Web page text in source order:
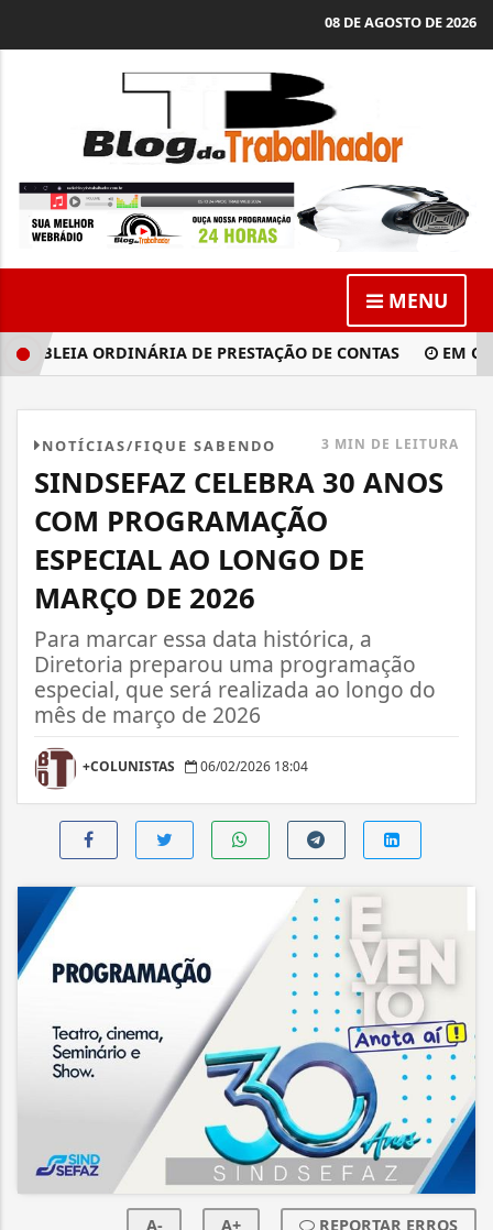
08 DE AGOSTO DE 2026
MENU
ORDINÁRIA DE PRESTAÇÃO DE CONTAS EM
NOTÍCIAS/FIQUE SABENDO 3 MIN DE LEITURA
SINDSEFAZ CELEBRA 30 ANOS
COM PROGRAMAÇÃO
ESPECIAL AO LONGO DE
MARÇO DE 2026
Para marcar essa data histórica, a
Diretoria preparou uma programação
especial, que será realizada ao longo do
mês de março de 2026
+COLUNISTAS 06/02/2026 18:04
A- A+ REPORTAR ERROS